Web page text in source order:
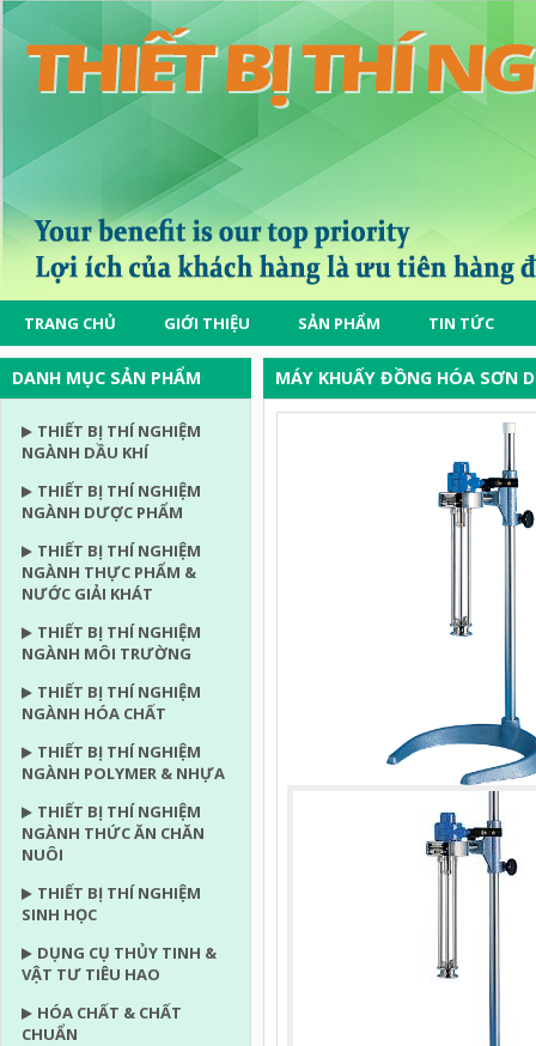
TRANG CHỦ GIỚI THIỆU SẢN PHẨM TIN TỨC
DANH MỤC SẢN PHẨM
THIẾT BỊ THÍ NGHIỆM
NGÀNH DẦU KHÍ
THIẾT BỊ THÍ NGHIỆM
NGÀNH DƯỢC PHẨM
THIẾT BỊ THÍ NGHIỆM
NGÀNH THỰC PHẨM &
NƯỚC GIẢI KHÁT
THIẾT BỊ THÍ NGHIỆM
NGÀNH MÔI TRƯỜNG
THIẾT BỊ THÍ NGHIỆM
NGÀNH HÓA CHẤT
THIẾT BỊ THÍ NGHIỆM
NGÀNH POLYMER & NHỰA
THIẾT BỊ THÍ NGHIỆM
NGÀNH THỨC ĂN CHĂN
NUÔI
THIẾT BỊ THÍ NGHIỆM
SINH HỌC
DỤNG CỤ THỦY TINH &
VẬT TƯ TIÊU HAO
HÓA CHẤT & CHẤT
CHUẨN
MÁY KHUẤY ĐỒNG HÓA SƠN